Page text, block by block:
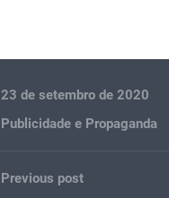
23 de setembro de 2020
Publicidade e Propaganda
Previous post